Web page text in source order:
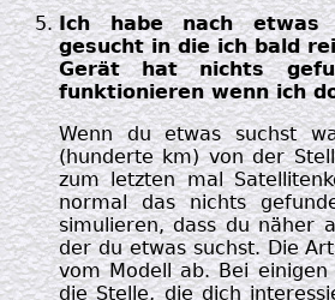
Ich habe nach etwas
gesucht in die ich bald
Gerät hat nichts
funktionieren wenn ich
Wenn du etwas suchst
(hunderte km) von der
zum letzten mal
normal das nichts
simulieren, dass du näher
der du etwas suchst. Die
vom Modell ab. Bei
die Stelle, die dich